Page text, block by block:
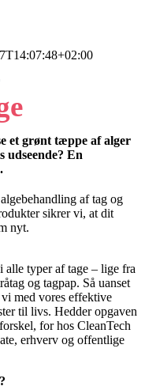
et grønt tæppe af alger
udseende? En
af tag og
sikrer vi, at dit
nyt.
alle typer af tage – lige fra
og tagpap. Så uanset
med vores effektive
til livs. Hedder opgaven
for hos CleanTech
erhverv og offentlige